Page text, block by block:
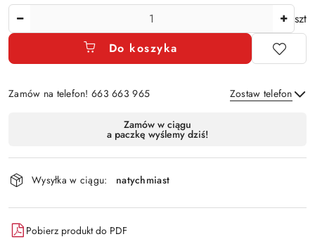
szt
Do koszyka
Zamów na telefon! 663 663 965 Zostaw telefon
Wyślij
dostawa
Zamów w ciągu
a paczkę wyślemy dziś!
Wysyłka w ciągu: natychmiast
Pobierz produkt do PDF